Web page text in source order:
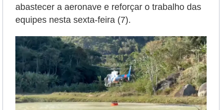
abastecer a aeronave e reforçar o trabalho das
equipes nesta sexta-feira (7).